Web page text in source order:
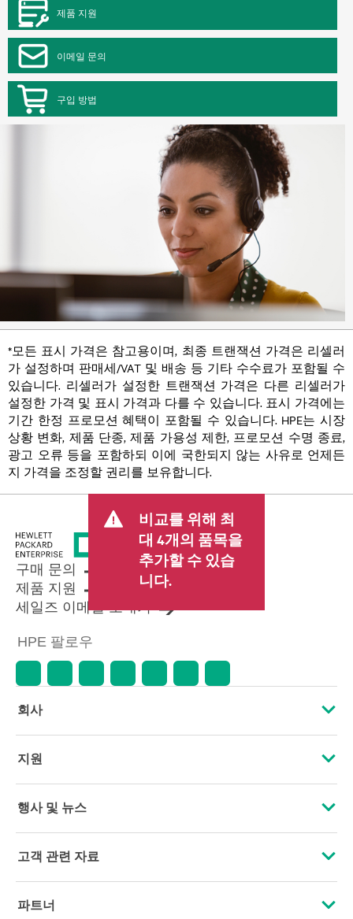
제품 지원
이메일 문의
구입 방법
*모든 표시 가격은 참고용이며, 최종 트랜잭션 가격은 리셀러
가 설정하며 판매세/VAT 및 배송 등 기타 수수료가 포함될 수
있습니다. 리셀러가 설정한 트랜잭션 가격은 다른 리셀러가
설정한 가격 및 표시 가격과 다를 수 있습니다. 표시 가격에는
기간 한정 프로모션 혜택이 포함될 수 있습니다. HPE는 시장
상황 변화, 제품 단종, 제품 가용성 제한, 프로모션 수명 종료,
광고 오류 등을 포함하되 이에 국한되지 않는 사유로 언제든
지 가격을 조정할 권리를 보유합니다.
비교를 위해 최
대 4개의 품목을
추가할 수 있습
니다.
구매 문의
제품 지원
세일즈 이메일 보내기
HPE 팔로우
회사
HPE 소개
기업의 책임
HPE Labs
지원
운영 지원 서비스
소프트웨어 및 드라이버
행사 및 뉴스
행사
고객 관련 자료
문의하기
파트너